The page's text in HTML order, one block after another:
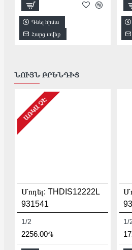
Գնել հիմա
Հարց տվեք
ՆՈՒՅՆ ԲՐԵՆԴԻՑ
ԱՌԿԱ ՉԷ
Մոդել: THDIS12222L
931541
1/2
2256.00֏